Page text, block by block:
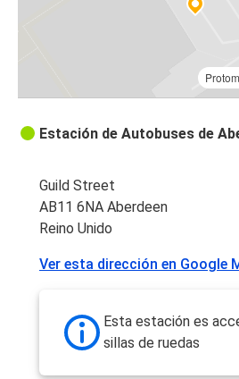
Estación de Autobuses de
Guild Street
AB11 6NA Aberdeen
Reino Unido
Ver esta dirección en Google
Esta estación es
sillas de ruedas